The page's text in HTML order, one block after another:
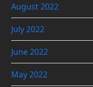
August 2022
July 2022
June 2022
May 2022